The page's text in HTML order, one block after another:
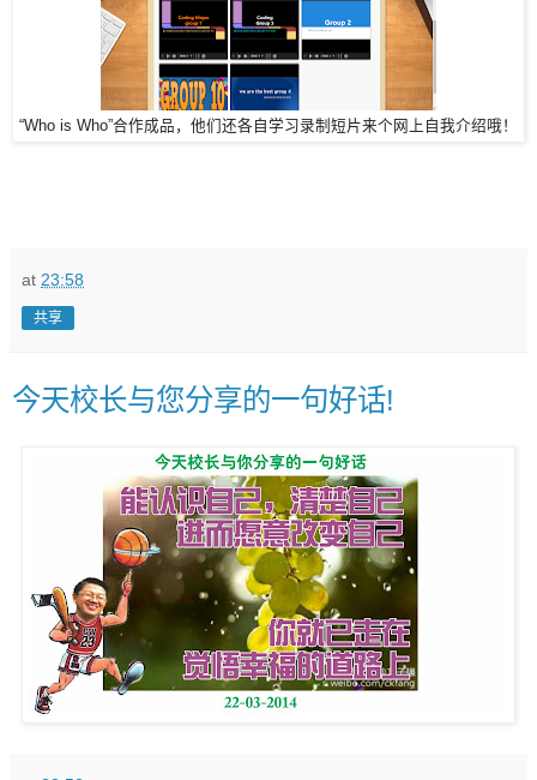
“Who is Who”合作成品，他们还各自学习录制短片来个网上自我介绍哦！
at 23:58
共享
今天校长与您分享的一句好话!